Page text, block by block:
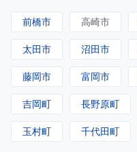
前橋市 高崎市
太田市 沼田市
藤岡市 富岡市
吉岡町 長野原町
玉村町 千代田町